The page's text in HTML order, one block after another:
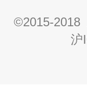
©2015-2018
沪